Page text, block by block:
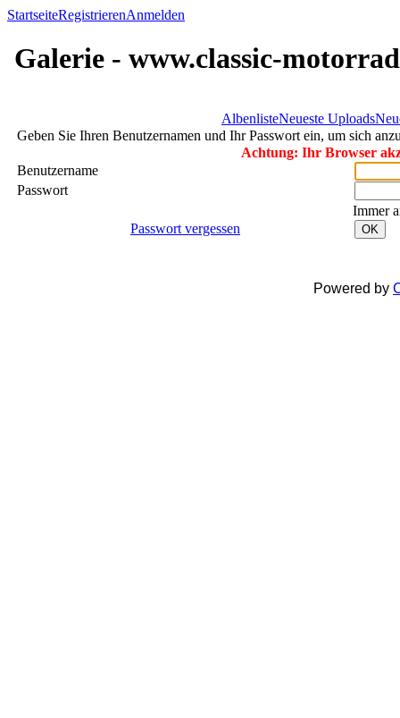
StartseiteRegistrierenAnmelden
Galerie - www.classic-
AlbenlisteNeueste Uploads
Geben Sie Ihren Benutzernamen und Ihr Passwort ein, um sich
Achtung: Ihr Browser
Benutzername
Passwort
Immer
Passwort vergessen
OK
Powered by